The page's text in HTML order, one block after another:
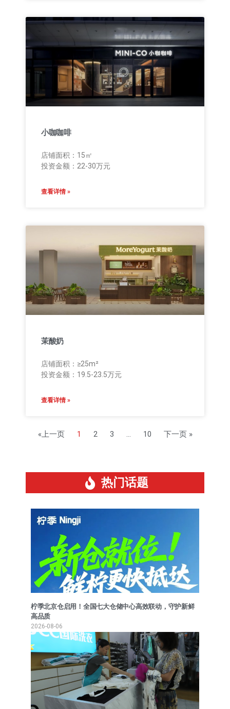
小咖咖啡
店铺面积：15㎡
投资金额：22-30万元
查看详情 »
茉酸奶
店铺面积：≥25m²
投资金额：19.5-23.5万元
查看详情 »
«上一页 1 2 3 … 10 下一页 »
热门话题
柠季北京仓启用！全国七大仓储中心高效联动，守护新鲜
高品质
2026-08-06